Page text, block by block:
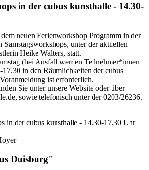
in der cubus kunsthalle - 14.30-
neuen Ferienworkshop Programm in der
Samstagsworkshops, unter der aktuellen
Heike Walters, statt.
(bei Ausfall werden Teilnehmer*innen
in den Räumlichkeiten der cubus
ist erforderlich.
Sie unter unsere Website oder über
sowie telefonisch unter der 0203/26236.
Duisburg"